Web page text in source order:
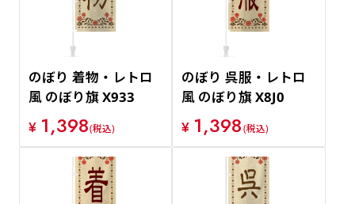
のぼり 着物・レトロ
風 のぼり旗 X933
¥ 1,398(税込)
のぼり 呉服・レトロ
風 のぼり旗 X8J0
¥ 1,398(税込)